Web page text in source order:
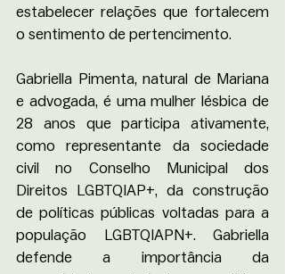
estabelecer relações que fortalecem
o sentimento de pertencimento.
Gabriella Pimenta, natural de Mariana
e advogada, é uma mulher lésbica de
28 anos que participa ativamente,
como representante da sociedade
civil no Conselho Municipal dos
Direitos LGBTQIAP+, da construção
de políticas públicas voltadas para a
população LGBTQIAPN+. Gabriella
defende a importância da